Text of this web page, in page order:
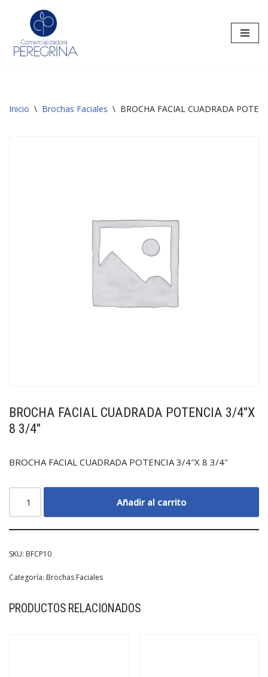
Saltar
al
Inicio \ Brochas Faciales \ BROCHA FACIAL CUADRADA
BROCHA FACIAL CUADRADA POTENCIA 3/4″X
8 3/4″
BROCHA FACIAL CUADRADA POTENCIA 3/4″X 8 3/4″
Añadir al carrito
SKU: BFCP10
Categoría: Brochas Faciales
PRODUCTOS RELACIONADOS